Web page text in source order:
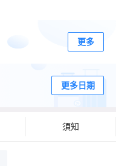
更多
更多日期
須知